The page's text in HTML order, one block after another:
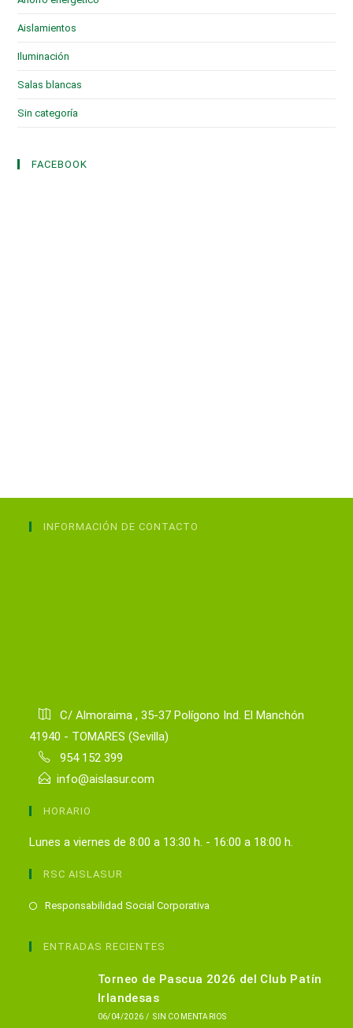
Aislamientos
Iluminación
Salas blancas
Sin categoría
FACEBOOK
INFORMACIÓN DE CONTACTO
C/ Almoraima , 35-37 Polígono Ind. El Manchón
41940 - TOMARES (Sevilla)
954 152 399
info@aislasur.com
HORARIO
Lunes a viernes de 8:00 a 13:30 h. - 16:00 a 18:00 h.
RSC AISLASUR
Responsabilidad Social Corporativa
nueva
ENTRADAS RECIENTES
Torneo de Pascua 2026 del Club Patín
Irlandesas
06/04/2026 / SIN COMENTARIOS